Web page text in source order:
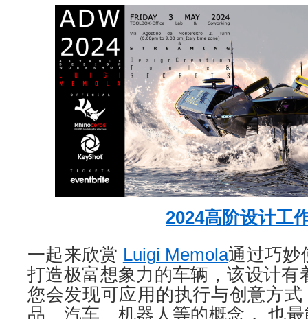
2024高阶设计工
一起来欣赏 Luigi Memola通过巧
打造极富想象力的车辆，该设计有
您会发现可应用的执行与创意方
品、汽车、机器人等的概念， 也